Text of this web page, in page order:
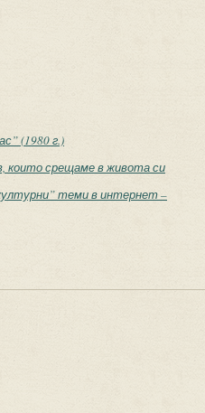
(1980 г.)
които срещаме в живота си
теми в интернет –